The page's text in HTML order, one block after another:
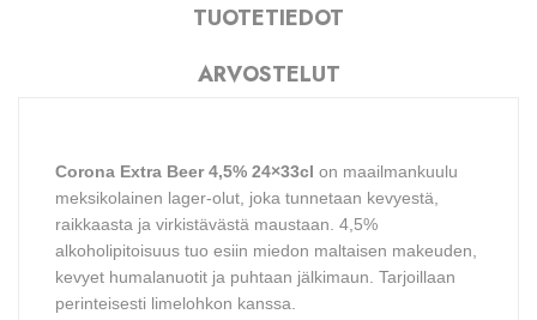
TUOTETIEDOT
ARVOSTELUT
Corona Extra Beer 4,5% 24×33cl on maailmankuulu
meksikolainen lager-olut, joka tunnetaan kevyestä,
raikkaasta ja virkistävästä maustaan. 4,5%
alkoholipitoisuus tuo esiin miedon maltaisen makeuden,
kevyet humalanuotit ja puhtaan jälkimaun. Tarjoillaan
perinteisesti limelohkon kanssa.